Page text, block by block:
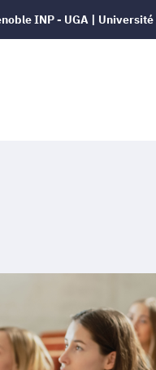
INP - UGA |